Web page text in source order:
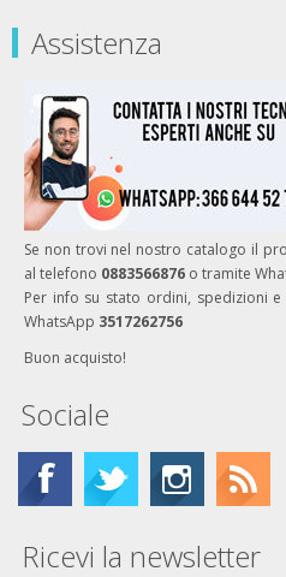
Assistenza
Se non trovi nel nostro catalogo il
al telefono 0883566876 o tramite
Per info su stato ordini, spedizioni
WhatsApp 3517262756
Buon acquisto!
Sociale
Ricevi la newsletter